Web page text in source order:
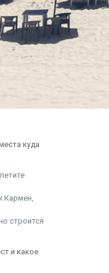
куда
Кармен,
строится
и какое